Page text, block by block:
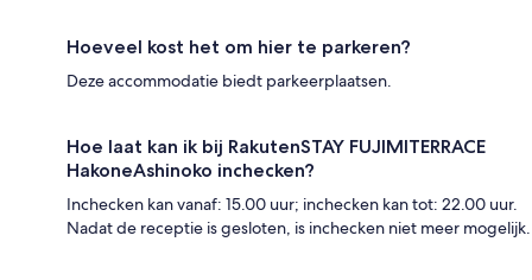
Hoeveel kost het om hier te parkeren?
Deze accommodatie biedt parkeerplaatsen.
Hoe laat kan ik bij RakutenSTAY FUJIMITERRACE
HakoneAshinoko inchecken?
Inchecken kan vanaf: 15.00 uur; inchecken kan tot: 22.00 uur.
Nadat de receptie is gesloten, is inchecken niet meer mogelijk.